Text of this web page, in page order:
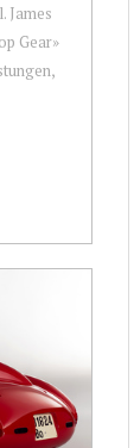
James
Gear»